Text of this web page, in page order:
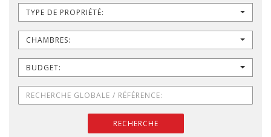
TYPE DE PROPRIÉTÉ:
CHAMBRES:
BUDGET:
RECHERCHE